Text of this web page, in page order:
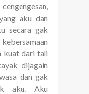
aku dan
secara gak
kuat dari tali
dijagain
dan gak
aku. Aku